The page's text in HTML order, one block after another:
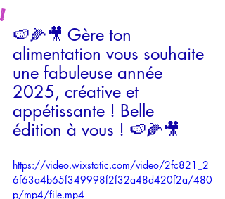
Concours de films sur mobile à
destination des lycéens de l'archipel de la
Guadeloupe et des Îles du Nord
!
🍉🌽🎥 Gère ton
alimentation vous souhaite
une fabuleuse année
2025, créative et
appétissante ! Belle
édition à vous ! 🍉🌽🎥
https://video.wixstatic.com/video/2fc821_2
6f63a4b65f349998f2f32a48d420f2a/480
p/mp4/file.mp4